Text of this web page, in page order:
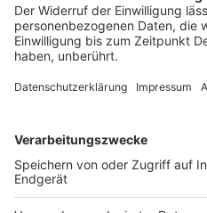
müssen Fragen zu Themen
Pflegekosten und
Das Landwirteportal
Mat»entworfen, wo es um
Anzeige